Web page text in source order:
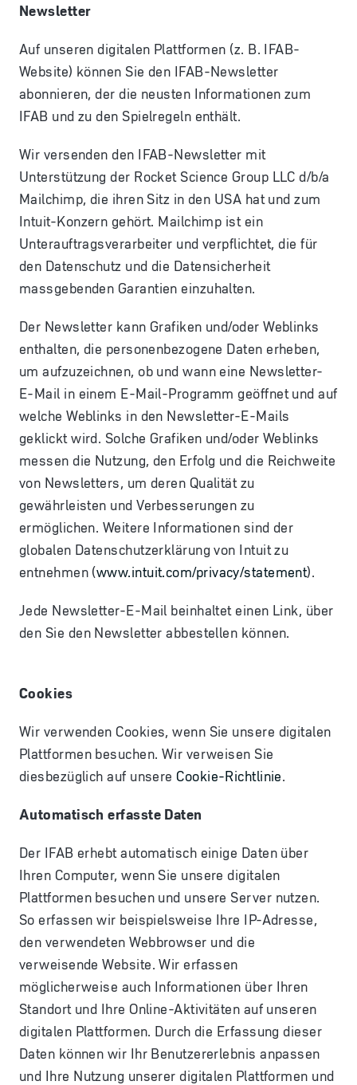
Newsletter
Auf unseren digitalen Plattformen (z. B. IFAB-
Website) können Sie den IFAB-Newsletter
abonnieren, der die neusten Informationen zum
IFAB und zu den Spielregeln enthält.
Wir versenden den IFAB-Newsletter mit
Unterstützung der Rocket Science Group LLC d/b/a
Mailchimp, die ihren Sitz in den USA hat und zum
Intuit-Konzern gehört. Mailchimp ist ein
Unterauftragsverarbeiter und verpflichtet, die für
den Datenschutz und die Datensicherheit
massgebenden Garantien einzuhalten.
Der Newsletter kann Grafiken und/oder Weblinks
enthalten, die personenbezogene Daten erheben,
um aufzuzeichnen, ob und wann eine Newsletter-
E-Mail in einem E-Mail-Programm geöffnet und auf
welche Weblinks in den Newsletter-E-Mails
geklickt wird. Solche Grafiken und/oder Weblinks
messen die Nutzung, den Erfolg und die Reichweite
von Newsletters, um deren Qualität zu
gewährleisten und Verbesserungen zu
ermöglichen. Weitere Informationen sind der
globalen Datenschutzerklärung von Intuit zu
entnehmen (www.intuit.com/privacy/statement).
Jede Newsletter-E-Mail beinhaltet einen Link, über
den Sie den Newsletter abbestellen können.
Cookies
Wir verwenden Cookies, wenn Sie unsere digitalen
Plattformen besuchen. Wir verweisen Sie
diesbezüglich auf unsereCookie-Richtlinie.
Automatisch erfasste Daten
Der IFAB erhebt automatisch einige Daten über
Ihren Computer, wenn Sie unsere digitalen
Plattformen besuchen und unsere Server nutzen.
So erfassen wir beispielsweise Ihre IP-Adresse,
den verwendeten Webbrowser und die
verweisende Website. Wir erfassen
möglicherweise auch Informationen über Ihren
Standort und Ihre Online-Aktivitäten auf unseren
digitalen Plattformen. Durch die Erfassung dieser
Daten können wir Ihr Benutzererlebnis anpassen
und Ihre Nutzung unserer digitalen Plattformen und